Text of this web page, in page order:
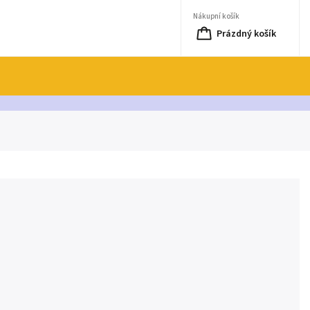
Nákupní košík
Prázdný košík